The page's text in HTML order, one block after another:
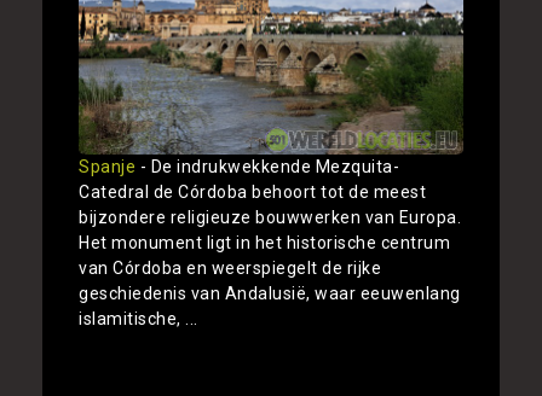
Spanje - De indrukwekkende Mezquita-
Catedral de Córdoba behoort tot de meest
bijzondere religieuze bouwwerken van Europa.
Het monument ligt in het historische centrum
van Córdoba en weerspiegelt de rijke
geschiedenis van Andalusië, waar eeuwenlang
islamitische, ...